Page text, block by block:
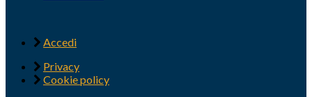
Accedi
Privacy
Cookie policy